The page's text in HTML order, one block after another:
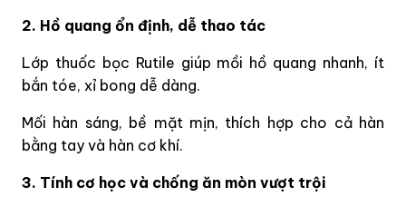
2. Hồ quang ổn định, dễ thao tác
Lớp thuốc bọc Rutile giúp mồi hồ quang nhanh, ít
bắn tóe, xỉ bong dễ dàng.
Mối hàn sáng, bề mặt mịn, thích hợp cho cả hàn
bằng tay và hàn cơ khí.
3. Tính cơ học và chống ăn mòn vượt trội